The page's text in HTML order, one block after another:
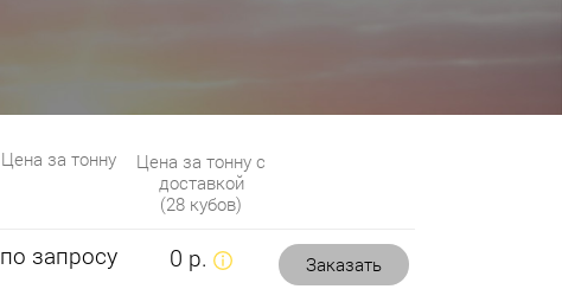
Цена за тонну
Цена за тонну с
доставкой
(28 кубов)
по запросу 0 р. Заказать